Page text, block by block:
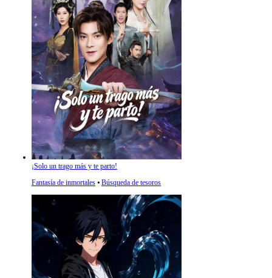
¡Solo un trago más y te parto!
Fantasía de inmortales ⦁ Búsqueda de tesoros